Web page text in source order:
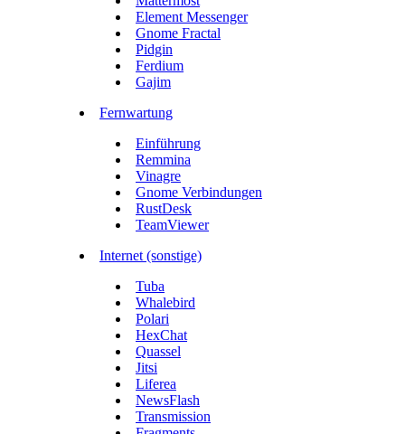
Element Messenger
Gnome Fractal
Pidgin
Ferdium
Gajim
Fernwartung
Einführung
Remmina
Vinagre
Gnome Verbindungen
RustDesk
TeamViewer
Internet (sonstige)
Tuba
Whalebird
Polari
HexChat
Quassel
Jitsi
Liferea
NewsFlash
Transmission